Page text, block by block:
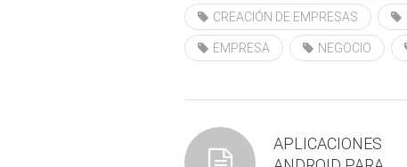
CREACIÓN DE EMPRESAS
EMPRESA NEGOCIO
APLICACIONES